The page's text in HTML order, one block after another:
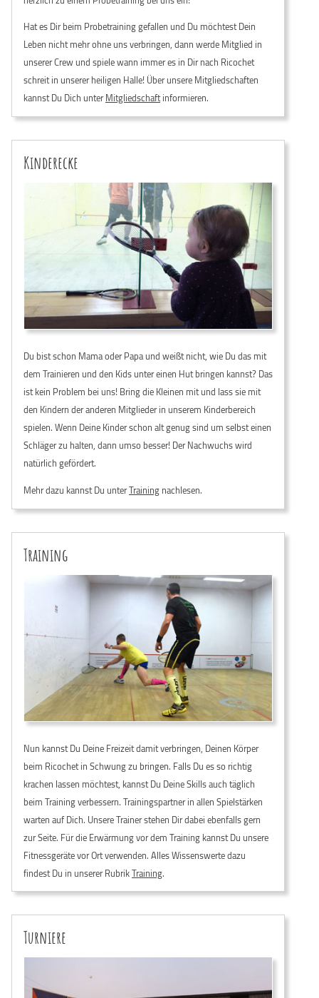
Hat es Dir beim Probetraining gefallen und Du möchtest Dein
Leben nicht mehr ohne uns verbringen, dann werde Mitglied in
unserer Crew und spiele wann immer es in Dir nach Ricochet
schreit in unserer heiligen Halle! Über unsere Mitgliedschaften
kannst Du Dich unterMitgliedschaftinformieren.
Kinderecke
Du bist schon Mama oder Papa und weißt nicht, wie Du das mit
dem Trainieren und den Kids unter einen Hut bringen kannst? Das
ist kein Problem bei uns! Bring die Kleinen mit und lass sie mit
den Kindern der anderen Mitglieder in unserem Kinderbereich
spielen. Wenn Deine Kinder schon alt genug sind um selbst einen
Schläger zu halten, dann umso besser! Der Nachwuchs wird
natürlich gefördert.
Mehr dazu kannst Du unterTrainingnachlesen.
Training
Nun kannst Du Deine Freizeit damit verbringen, Deinen Körper
beim Ricochet in Schwung zu bringen. Falls Du es so richtig
krachen lassen möchtest, kannst Du Deine Skills auch täglich
beim Training verbessern. Trainingspartner in allen Spielstärken
warten auf Dich. Unsere Trainer stehen Dir dabei ebenfalls gern
zur Seite. Für die Erwärmung vor dem Training kannst Du unsere
Fitnessgeräte vor Ort verwenden. Alles Wissenswerte dazu
findest Du in unserer RubrikTraining.
Turniere